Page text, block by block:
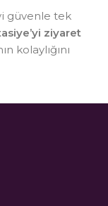
güvenle tek
ziyaret
kolaylığını